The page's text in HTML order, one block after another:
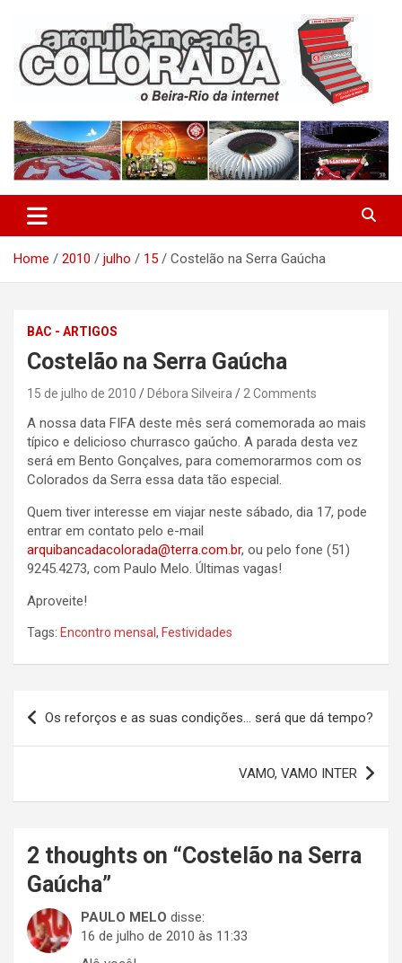
content
Arquibancada Colorada
Home 2010 julho 15 Costelão na Serra Gaúcha
BAC - ARTIGOS
Costelão na Serra Gaúcha
15 de julho de 2010 Débora Silveira 2 Comments
A nossa data FIFA deste mês será comemorada ao mais
típico e delicioso churrasco gaúcho. A parada desta vez
será em Bento Gonçalves, para comemorarmos com os
Colorados da Serra essa data tão especial.
Quem tiver interesse em viajar neste sábado, dia 17, pode
entrar em contato pelo e-mail
arquibancadacolorada@terra.com.br, ou pelo fone (51)
9245.4273, com Paulo Melo. Últimas vagas!
Aproveite!
Tags: Encontro mensal , Festividades
Navegação
de
Os reforços e as suas condições… será que dá tempo?
VAMO, VAMO INTER
2 thoughts on “Costelão na Serra
Gaúcha”
PAULO MELO disse:
16 de julho de 2010 às 11:33